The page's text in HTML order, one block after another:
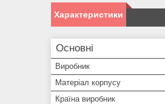
Характеристики
Основні
Виробник
Матеріал корпусу
Країна виробник